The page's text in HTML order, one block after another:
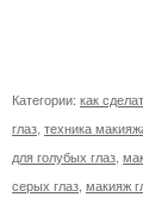
Категории: как
глаз техника
для голубых глаз
серых глаз макияж